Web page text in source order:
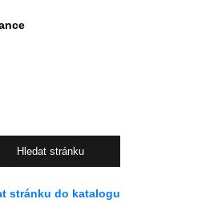
stránku do katalogu